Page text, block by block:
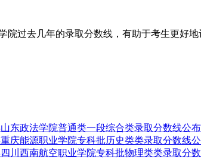
院过去几年的录取分数线，有助于考生更好地
东政法学院普通类一段综合类录取分数线公布
庆能源职业学院专科批历史类类录取分数线
川西南航空职业学院专科批物理类类录取分